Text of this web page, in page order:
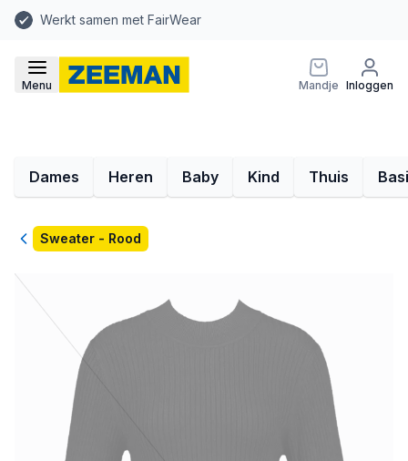
Werkt samen met FairWear
Menu Mandje Inloggen
Dames Heren Baby Kind Thuis
TerugSweater - Rood